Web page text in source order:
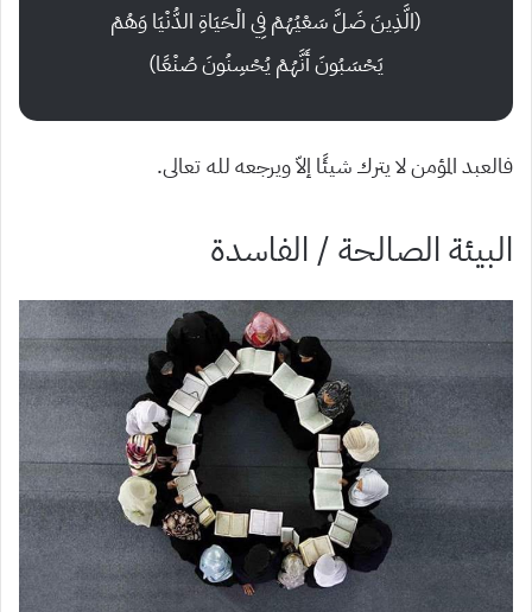
(الَّذِينَ ضَلَّ سَعْيُهُمْ فِي الْحَيَاةِ الدُّنْيَا وَهُمْ
يَحْسَبُونَ أَنَّهُمْ يُحْسِنُونَ صُنْعًا)
فالعبد المؤمن لا يترك شيئًا إلاّ ويرجعه لله تعالى.
البيئة الصالحة / الفاسدة